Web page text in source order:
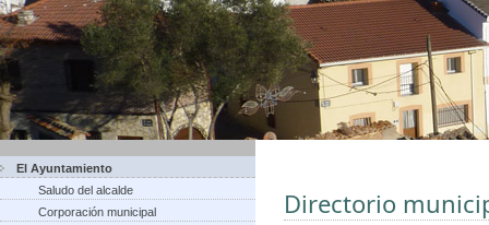
El Ayuntamiento
Saludo del alcalde
Corporación municipal
Directorio